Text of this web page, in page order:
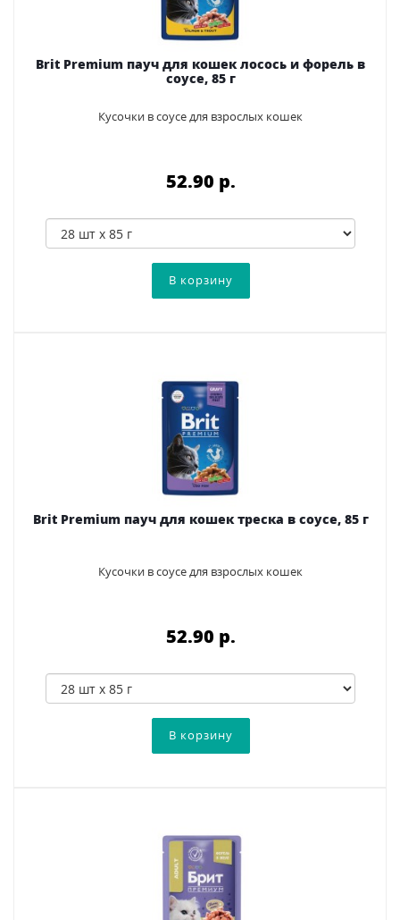
Brit Premium пауч для кошек лосось и форель в
соусе, 85 г
Кусочки в соусе для взрослых кошек
52.90 p.
Brit Premium пауч для кошек треска в соусе, 85 г
Кусочки в соусе для взрослых кошек
52.90 p.